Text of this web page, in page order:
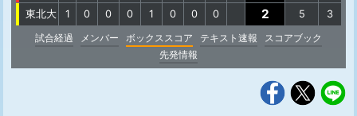
東北大
1 0 0 0 1 0 0 0 2 5
3
試合経過
メンバー ボックススコア テキスト速報
スコアブック
先発情報